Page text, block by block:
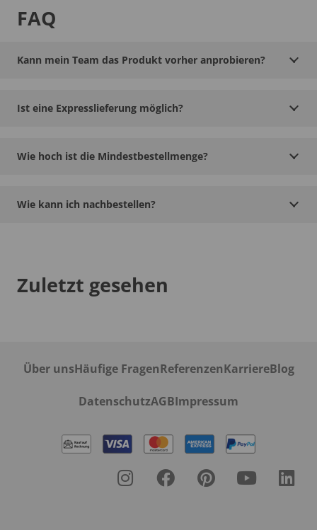
FAQ
Kann mein Team das Produkt vorher anprobieren?
Ist eine Expresslieferung möglich?
Wie hoch ist die Mindestbestellmenge?
Wie kann ich nachbestellen?
Zuletzt gesehen
Über unsHäufige FragenReferenzenKarriereBlog
DatenschutzAGBImpressum